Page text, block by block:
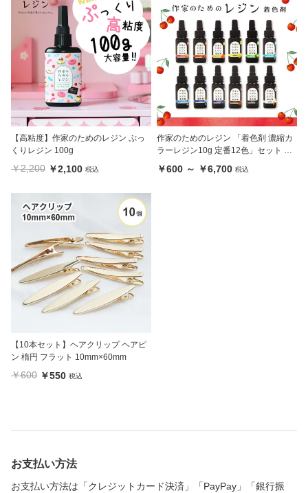
【高粘度】作家のためのレジン ぷっ
くりレジン 100g
￥2,200 ￥2,100 税込
作家のためのレジン 「着色剤 濃縮カ
ラーレジン10g 定番12色」セット 及
び単品
￥600 ～ ￥6,700 税込
【10本セット】ヘアクリップ ヘアピ
ン 楕円 フラット 10mm×60mm
￥600 ￥550 税込
お支払い方法
お支払い方法は「クレジットカード決済」「PayPay」「銀行振